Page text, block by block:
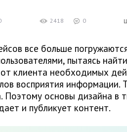
2418 0
все больше
пытаясь
клиента необходимых
восприятия информации.
Поэтому основы дизайна в
и публикует контент.